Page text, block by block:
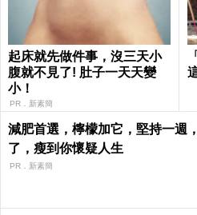
起床就先做件事，沒三天小
腹就不見了! 肚子一天天變
小！
PR．新素簡
減肥首選，檸檬加它，堅持一週
了，瘦到你懷疑人生
PR．新素簡